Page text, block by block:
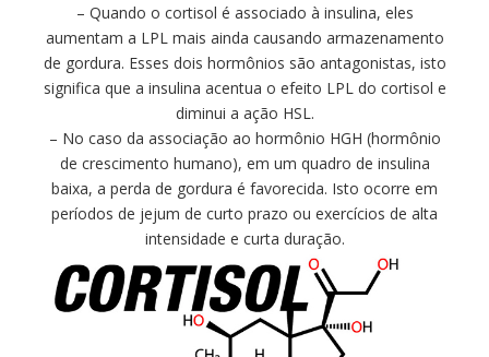
– Quando o cortisol é associado à insulina, eles
aumentam a LPL mais ainda causando armazenamento
de gordura. Esses dois hormônios são antagonistas, isto
significa que a insulina acentua o efeito LPL do cortisol e
diminui a ação HSL.
– No caso da associação ao hormônio HGH (hormônio
de crescimento humano), em um quadro de insulina
baixa, a perda de gordura é favorecida. Isto ocorre em
períodos de jejum de curto prazo ou exercícios de alta
intensidade e curta duração.